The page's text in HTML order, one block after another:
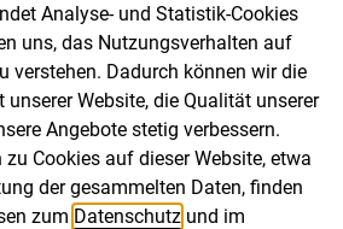
mit uns auf
zu Ihren Ergebnissen
sich dazu gerne an uns oder Ihre
Klimaschutzagenturwenden.
für ein mögliches
Analyse- und Statistik-Cookies
uns, das Nutzungsverhalten auf
verstehen. Dadurch können wir die
Website, die Qualität unserer
Angebote stetig verbessern.
Cookies auf dieser Website, etwa
der gesammelten Daten, finden
zum Datenschutz und im